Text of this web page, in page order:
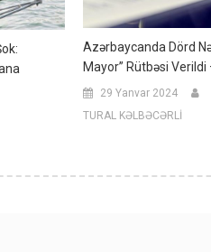
Azərbaycanda Dörd
Mayor” Rütbəsi
29 Yanvar 2024
TURAL KƏLBƏCƏRLİ